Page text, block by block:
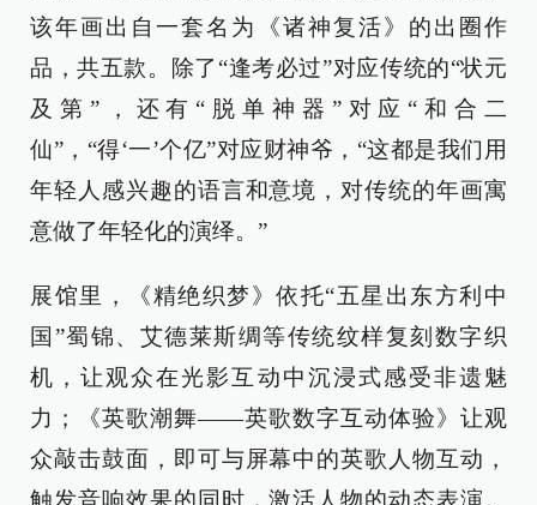
该年画出自一套名为《诸神复活》的出圈作
品，共五款。除了“逢考必过”对应传统的“状元
及第”，还有“脱单神器”对应“和合二
仙”，“得‘一’个亿”对应财神爷，“这都是我们用
年轻人感兴趣的语言和意境，对传统的年画寓
意做了年轻化的演绎。”
展馆里，《精绝织梦》依托“五星出东方利中
国”蜀锦、艾德莱斯绸等传统纹样复刻数字织
机，让观众在光影互动中沉浸式感受非遗魅
力；《英歌潮舞——英歌数字互动体验》让观
众敲击鼓面，即可与屏幕中的英歌人物互动，
触发音响效果的同时，激活人物的动态表演。